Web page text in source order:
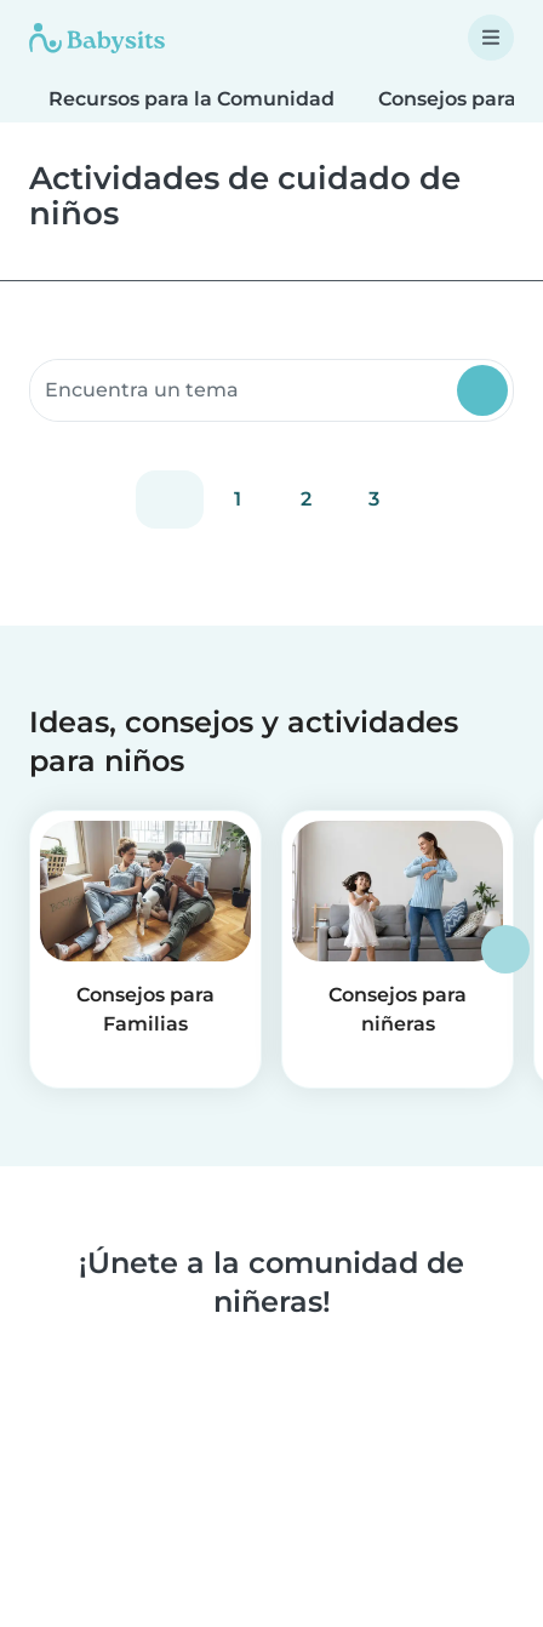
Recursos para la Comunidad Consejos para
Actividades de cuidado de
niños
Buscar recursos para la comunidad
1 2 3
Ideas, consejos y actividades
para niños
Consejos para
Familias
Consejos para
niñeras
¡Únete a la comunidad de
niñeras!